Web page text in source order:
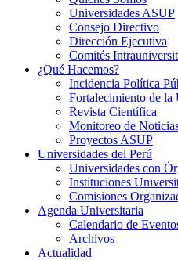
Universidades ASUP
Consejo Directivo
Dirección Ejecutiva
Comités
¿Qué Hacemos?
Incidencia Política
Fortalecimiento de la
Revista Científica
Monitoreo de
Proyectos ASUP
Universidades del Perú
Universidades con
Instituciones
Comisiones
Agenda Universitaria
Calendario de
Archivos
Actualidad